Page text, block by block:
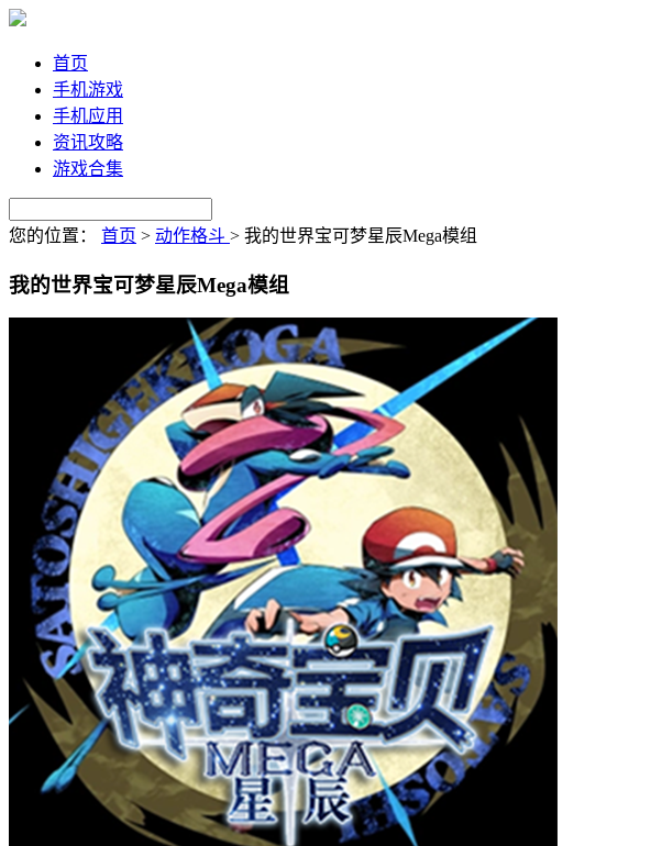
首页
手机游戏
手机应用
资讯攻略
游戏合集
您的位置： 首页 > 动作格斗 > 我的世界宝可梦星辰Mega模组
我的世界宝可梦星辰Mega模组